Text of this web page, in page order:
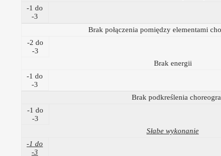
-1 do
-3
Brak połączenia pomiędzy elementami
-2 do
-3
Brak energii
-1 do
-3
Brak podkreślenia
-1 do
-3
Słabe wykonanie
-1 do
-3